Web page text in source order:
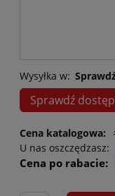
Wysyłka w:
Sprawdź
Cena katalogowa:
U nas oszczędzasz:
Cena po rabacie: